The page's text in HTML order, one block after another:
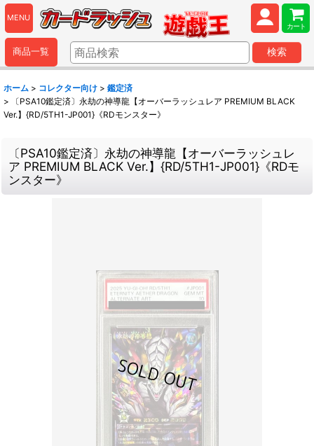
MENU
カート
商品一覧 検索
ホーム > コレクター向け > 鑑定済
>
〔PSA10鑑定済〕永劫の神導龍【オーバーラッシュレア PREMIUM BLACK
Ver.】{RD/5TH1-JP001}《RDモンスター》
〔PSA10鑑定済〕永劫の神導龍【オーバーラッシュレ
ア PREMIUM BLACK Ver.】{RD/5TH1-JP001}《RDモ
ンスター》